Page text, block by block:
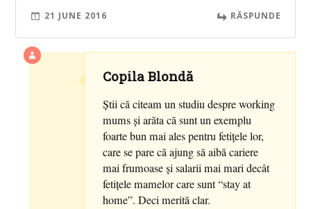
21 JUNE 2016 RĂSPUNDE
Copila Blondă
Ştii că citeam un studiu despre working
mums şi arăta că sunt un exemplu
foarte bun mai ales pentru fetiţele lor,
care se pare că ajung să aibă cariere
mai frumoase şi salarii mai mari decât
fetiţele mamelor care sunt “stay at
home”. Deci merită clar.